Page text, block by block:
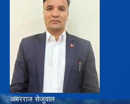
अमरराज सेजुवाल